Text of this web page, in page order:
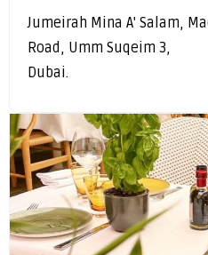
Jumeirah Mina A' Salam,
Road, Umm Suqeim 3,
Dubai.